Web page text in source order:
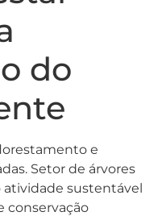
do
e
Setor de árvores
atividade sustentável
conservação